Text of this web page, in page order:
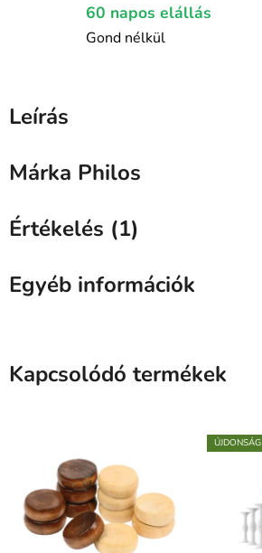
60 napos elállás
Gond nélkül
Leírás
Márka Philos
Értékelés (1)
Egyéb információk
Kapcsolódó termékek
ÚJDONSÁG